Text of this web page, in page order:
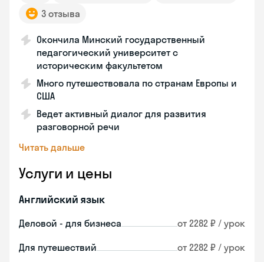
3 отзыва
Окончила Минский государственный
педагогический университет с
историческим факультетом
Много путешествовала по странам Европы и
США
Ведет активный диалог для развития
разговорной речи
Читать дальше
Услуги и цены
Английский язык
Деловой - для бизнеса от 2282 ₽ / урок
Для путешествий от 2282 ₽ / урок